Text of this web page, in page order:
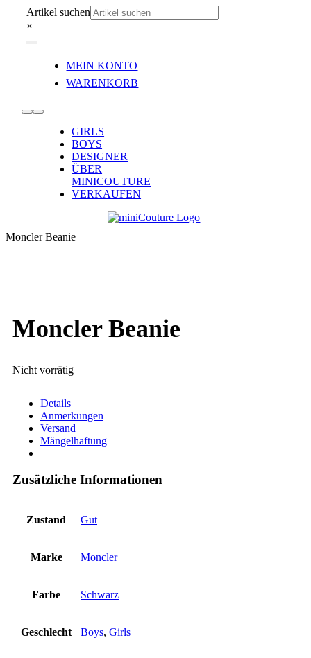
Inhalt
Artikel suchen
×
Navigation
MEIN KONTO
WARENKORB
Toggle
Navigation
GIRLS
BOYS
DESIGNER
ÜBER
MINICOUTURE
VERKAUFEN
Moncler Beanie
Moncler Beanie
Nicht vorrätig
Details
Anmerkungen
Versand
Mängelhaftung
Zusätzliche Informationen
Zustand Gut
Marke Moncler
Farbe Schwarz
Geschlecht Boys, Girls